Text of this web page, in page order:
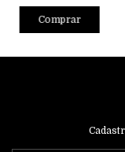
Comprar